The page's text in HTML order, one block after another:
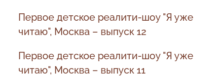
Первое детское реалити-шоу "Я уже
читаю", Москва – выпуск 12
Первое детское реалити-шоу "Я уже
читаю", Москва – выпуск 11